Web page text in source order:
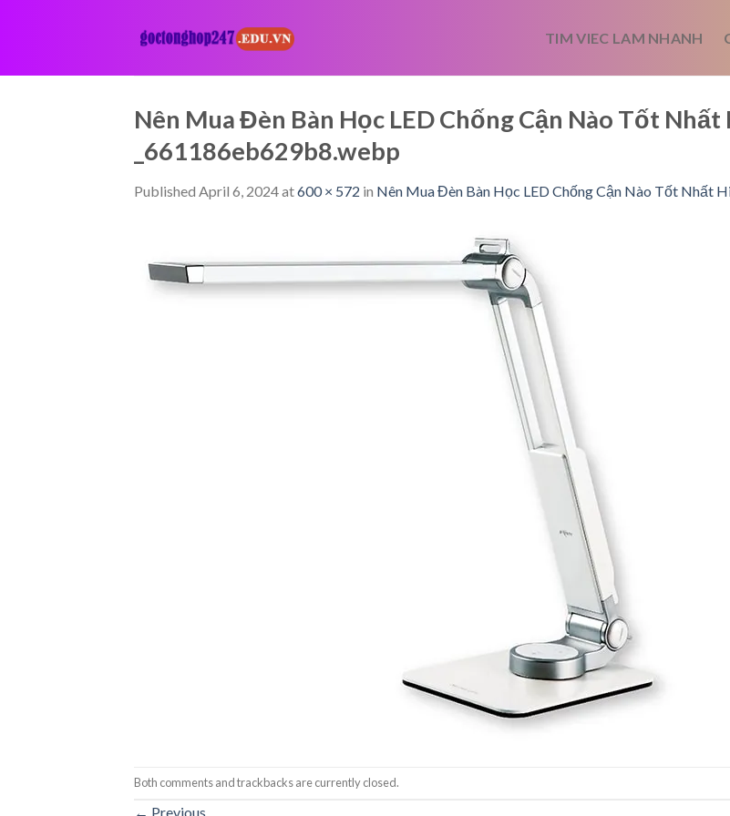
TIM VIEC LAM NHANH
Nên Mua Đèn Bàn Học LED Chống Cận Nào Tốt Nhất
_661186eb629b8.webp
Published April 6, 2024at600 × 572 in Nên Mua Đèn Bàn Học LED Chống Cận Nào Tốt Nhất
Both comments and trackbacks are currently closed.
← Previous